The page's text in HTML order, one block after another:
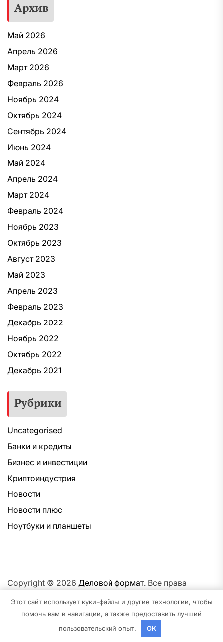
Архив
Май 2026
Апрель 2026
Март 2026
Февраль 2026
Ноябрь 2024
Октябрь 2024
Сентябрь 2024
Июнь 2024
Май 2024
Апрель 2024
Март 2024
Февраль 2024
Ноябрь 2023
Октябрь 2023
Август 2023
Май 2023
Апрель 2023
Февраль 2023
Декабрь 2022
Ноябрь 2022
Октябрь 2022
Декабрь 2021
Рубрики
Uncategorised
Банки и кредиты
Бизнес и инвестиции
Криптоиндустрия
Новости
Новости плюс
Ноутбуки и планшеты
Copyright © 2026 Деловой формат. Все права
платформеWordPress.
Этот сайт использует куки-файлы и другие технологии, чтобы
помочь вам в навигации, а также предоставить лучший
пользовательский опыт.
OK